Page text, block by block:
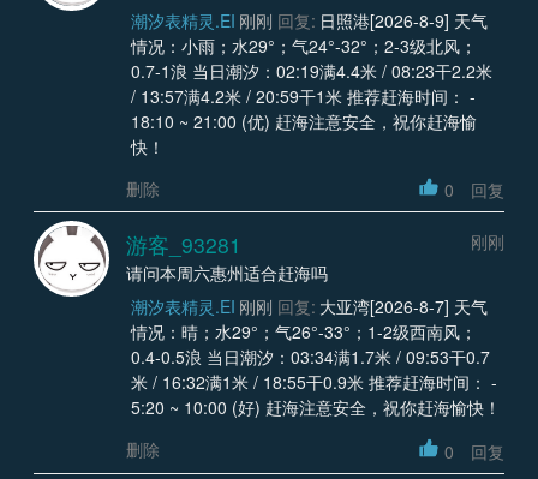
潮汐表精灵.EI 刚刚 回复: 日照港[2026-8-9] 天气
情况：小雨；水29°；气24°-32°；2-3级北风；
0.7-1浪 当日潮汐：02:19满4.4米 / 08:23干2.2米
/ 13:57满4.2米 / 20:59干1米 推荐赶海时间： -
18:10 ~ 21:00 (优) 赶海注意安全，祝你赶海愉
快！
删除
0 回复
游客_93281
刚刚
请问本周六惠州适合赶海吗
潮汐表精灵.EI 刚刚 回复: 大亚湾[2026-8-7] 天气
情况：晴；水29°；气26°-33°；1-2级西南风；
0.4-0.5浪 当日潮汐：03:34满1.7米 / 09:53干0.7
米 / 16:32满1米 / 18:55干0.9米 推荐赶海时间： -
5:20 ~ 10:00 (好) 赶海注意安全，祝你赶海愉快！
删除
0 回复